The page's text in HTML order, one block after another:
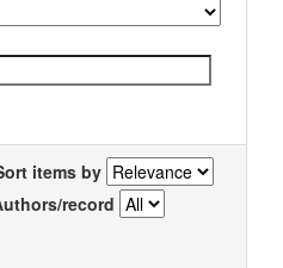
items by
record